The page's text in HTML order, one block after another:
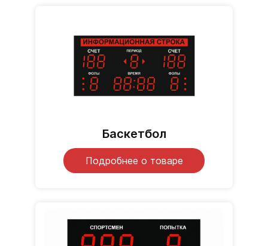
Баскетбол
Подробнее о товаре